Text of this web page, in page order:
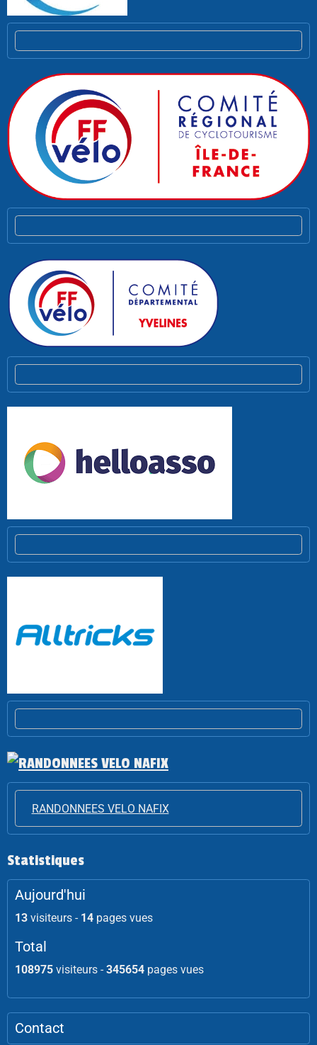
RANDONNEES VELO NAFIX
Statistiques
Aujourd'hui
13 visiteurs - 14 pages vues
Total
108975 visiteurs -345654 pages vues
Contact